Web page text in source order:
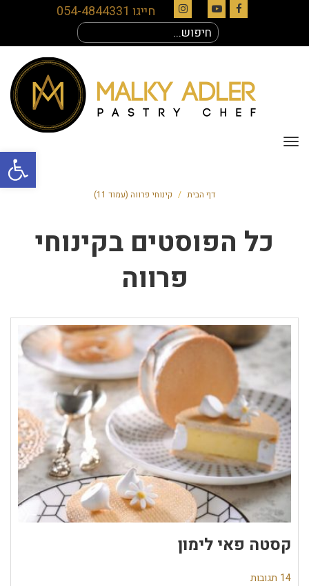
פתח
Facebook
YouTube
Instagram
חייגו 054-4844331
עבור:
תפריט
דף הבית / קינוחי פרווה (עמוד 11)
כל הפוסטים בקינוחי
פרווה
קסטה פאי לימון
14 תגובות